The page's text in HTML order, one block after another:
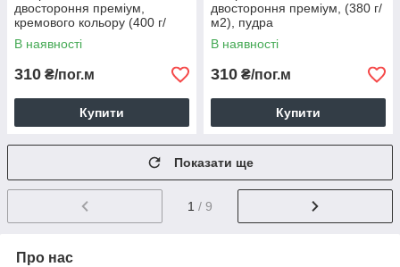
двостороння преміум,
кремового кольору (400 г/
м2), 100% бавовна
В наявності
310 ₴/пог.м
Купити
двостороння преміум, (380 г/
м2), пудра
В наявності
310 ₴/пог.м
Купити
Показати ще
1 / 9
Про нас